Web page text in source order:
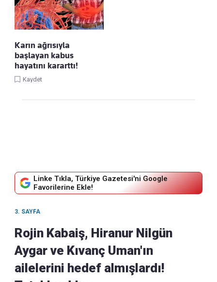
Karın ağrısıyla
başlayan kabus
hayatını kararttı!
Kaydet
Linke Tıkla, Türkiye Gazetesi'ni Google
Favorilerine Ekle!
3. SAYFA
Rojin Kabaiş, Hiranur Nilgün
Aygar ve Kıvanç Uman'ın
ailelerini hedef almışlardı!